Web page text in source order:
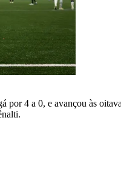
por 4 a 0, e avançou às